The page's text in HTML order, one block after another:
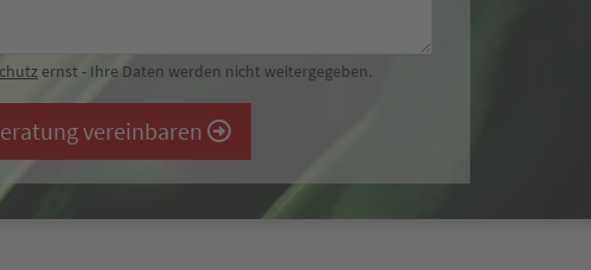
ernst - Ihre Daten werden nicht weitergegeben.
vereinbaren